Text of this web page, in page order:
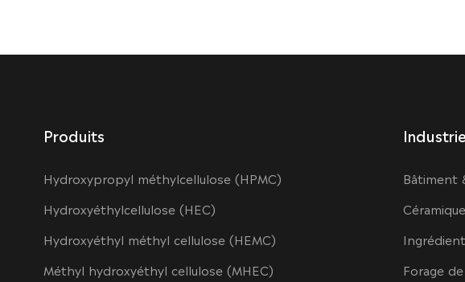
Produits
Hydroxypropyl méthylcellulose (HPMC)
Hydroxyéthylcellulose (HEC)
Hydroxyéthyl méthyl cellulose (HEMC)
Méthyl hydroxyéthyl cellulose (MHEC)
Bâtiment
Céramique
Forage